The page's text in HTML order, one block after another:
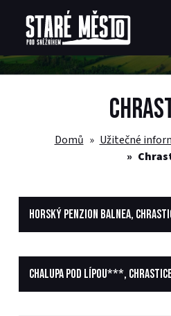
Domů Užitečné
HORSKÝ PENZION BALNEA,
CHALUPA POD LÍPOU***,